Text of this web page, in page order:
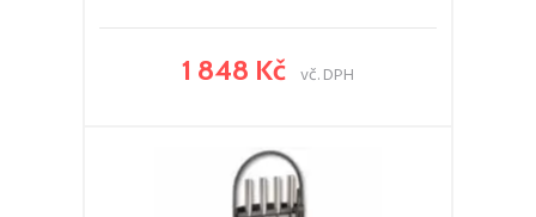
1 848 Kč vč. DPH